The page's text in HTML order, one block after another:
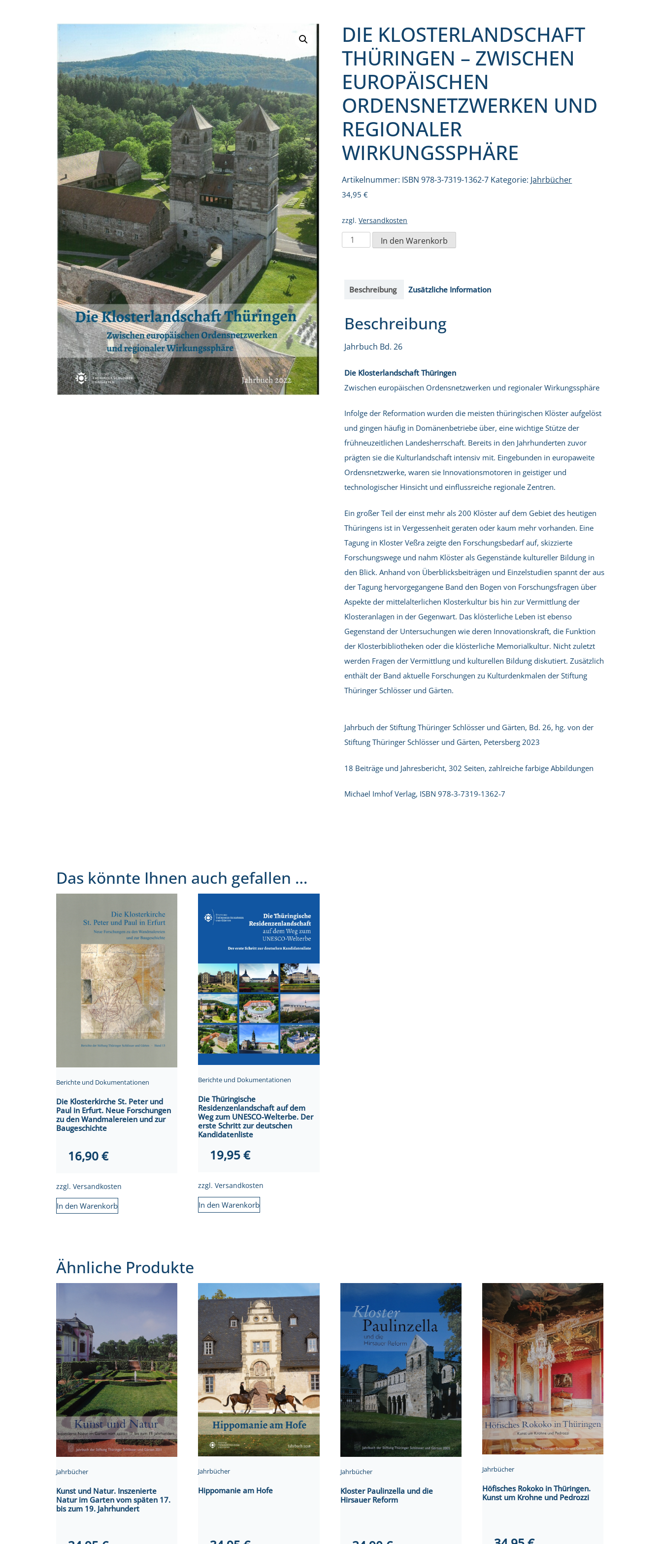
DIE KLOSTERLANDSCHAFT
THÜRINGEN – ZWISCHEN
EUROPÄISCHEN
ORDENSNETZWERKEN UND
REGIONALER
WIRKUNGSSPHÄRE
Artikelnummer: ISBN 978-3-7319-1362-7 Kategorie: Jahrbücher
34,95€
zzgl.Versandkosten
Die
Ordensnetzwerken
und
Wirkungssphäre
Menge
In den Warenkorb
Beschreibung Zusätzliche Information
Beschreibung
Jahrbuch Bd. 26
Die Klosterlandschaft Thüringen
Zwischen europäischen Ordensnetzwerken und regionaler Wirkungssphäre
Infolge der Reformation wurden die meisten thüringischen Klöster aufgelöst
und gingen häufig in Domänenbetriebe über, eine wichtige Stütze der
frühneuzeitlichen Landesherrschaft. Bereits in den Jahrhunderten zuvor
prägten sie die Kulturlandschaft intensiv mit. Eingebunden in europaweite
Ordensnetzwerke, waren sie Innovationsmotoren in geistiger und
technologischer Hinsicht und einflussreiche regionale Zentren.
Ein großer Teil der einst mehr als 200 Klöster auf dem Gebiet des heutigen
Thüringens ist in Vergessenheit geraten oder kaum mehr vorhanden. Eine
Tagung in Kloster Veßra zeigte den Forschungsbedarf auf, skizzierte
Forschungswege und nahm Klöster als Gegenstände kultureller Bildung in
den Blick. Anhand von Überblicksbeiträgen und Einzelstudien spannt der aus
der Tagung hervorgegangene Band den Bogen von Forschungsfragen über
Aspekte der mittelalterlichen Klosterkultur bis hin zur Vermittlung der
Klosteranlagen in der Gegenwart. Das klösterliche Leben ist ebenso
Gegenstand der Untersuchungen wie deren Innovationskraft, die Funktion
der Klosterbibliotheken oder die klösterliche Memorialkultur. Nicht zuletzt
werden Fragen der Vermittlung und kulturellen Bildung diskutiert. Zusätzlich
enthält der Band aktuelle Forschungen zu Kulturdenkmalen der Stiftung
Thüringer Schlösser und Gärten.
Jahrbuch der Stiftung Thüringer Schlösser und Gärten, Bd. 26, hg. von der
Stiftung Thüringer Schlösser und Gärten, Petersberg 2023
18 Beiträge und Jahresbericht, 302 Seiten, zahlreiche farbige Abbildungen
Michael Imhof Verlag, ISBN 978-3-7319-1362-7
Das könnte Ihnen auch gefallen …
Berichte und Dokumentationen
Die Klosterkirche St. Peter und
Paul in Erfurt. Neue Forschungen
zu den Wandmalereien und zur
Baugeschichte
16,90€
zzgl. Versandkosten
In den Warenkorb
Berichte und Dokumentationen
Die Thüringische
Residenzenlandschaft auf dem
Weg zum UNESCO-Welterbe. Der
erste Schritt zur deutschen
Kandidatenliste
19,95€
zzgl.Versandkosten
In den Warenkorb
Ähnliche Produkte
Jahrbücher
Kunst und Natur. Inszenierte
Natur im Garten vom späten 17.
bis zum 19. Jahrhundert
Jahrbücher
Hippomanie am Hofe
Jahrbücher
Kloster Paulinzella und die
Hirsauer Reform
Jahrbücher
Höfisches Rokoko in Thüringen.
Kunst um Krohne und Pedrozzi